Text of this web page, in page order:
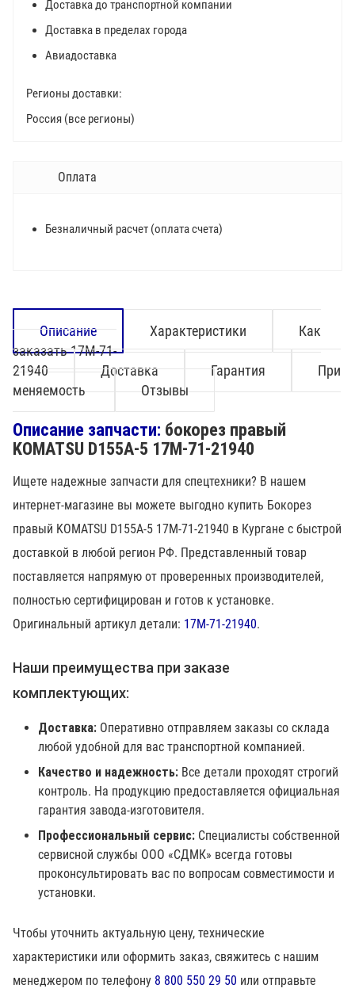
Доставка до транспортной компании
Доставка в пределах города
Авиадоставка
Регионы доставки:
Россия (все регионы)
Оплата
Безналичный расчет (оплата счета)
Описание Характеристики
Как
заказать 17M-71-
21940
Доставка Гарантия
При
меняемость
Отзывы
Описание запчасти: бокорез правый
KOMATSU D155A-5 17M-71-21940
Ищете надежные запчасти для спецтехники? В нашем
интернет-магазине вы можете выгодно купить Бокорез
правый KOMATSU D155A-5 17M-71-21940 в Кургане с быстрой
доставкой в любой регион РФ. Представленный товар
поставляется напрямую от проверенных производителей,
полностью сертифицирован и готов к установке.
Оригинальный артикул детали: 17M-71-21940.
Наши преимущества при заказе
комплектующих:
Доставка: Оперативно отправляем заказы со склада
любой удобной для вас транспортной компанией.
Качество и надежность: Все детали проходят строгий
контроль. На продукцию предоставляется официальная
гарантия завода-изготовителя.
Профессиональный сервис: Специалисты собственной
сервисной службы ООО «СДМК» всегда готовы
проконсультировать вас по вопросам совместимости и
установки.
Чтобы уточнить актуальную цену, технические
характеристики или оформить заказ, свяжитесь с нашим
менеджером по телефону 8 800 550 29 50 или отправьте